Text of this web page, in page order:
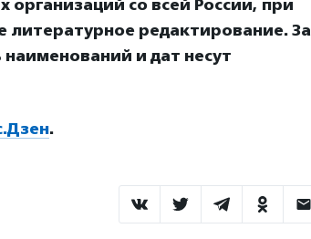
со всей России, при
редактирование. За
и дат несут
.